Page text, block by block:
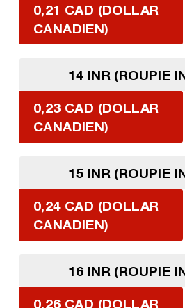
0,21 CAD (DOLLAR
CANADIEN)
14 INR (ROUPIE
0,23 CAD (DOLLAR
CANADIEN)
15 INR (ROUPIE
0,24 CAD (DOLLAR
CANADIEN)
16 INR (ROUPIE
0,26 CAD (DOLLAR